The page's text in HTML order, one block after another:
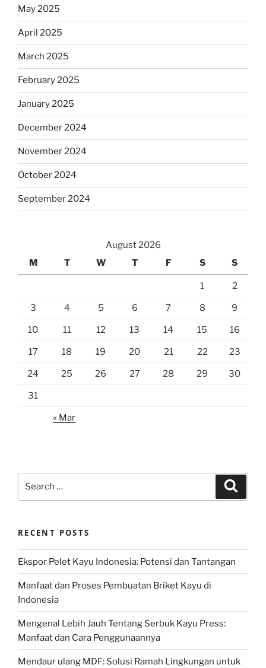
May 2025
April 2025
March 2025
February 2025
January 2025
December 2024
November 2024
October 2024
September 2024
August 2026
M
T W T F S S
1 2
3 4 5 6 7 8 9
10 11 12 13 14 15 16
17 18 19 20 21 22 23
24 25 26 27 28 29 30
31
« Mar
RECENT POSTS
Ekspor Pelet Kayu Indonesia: Potensi dan Tantangan
Manfaat dan Proses Pembuatan Briket Kayu di
Indonesia
Mengenal Lebih Jauh Tentang Serbuk Kayu Press:
Manfaat dan Cara Penggunaannya
Mendaur ulang MDF: Solusi Ramah Lingkungan untuk